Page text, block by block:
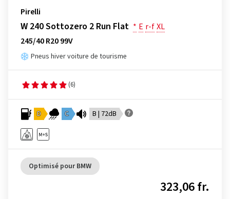
Pirelli
W 240 Sottozero 2 Run Flat * E r-fXL
245/40 R20 99V
Pneus hiver voiture de tourisme
(6)
D C B | 72dB
Optimisé pour BMW
323,06 fr.